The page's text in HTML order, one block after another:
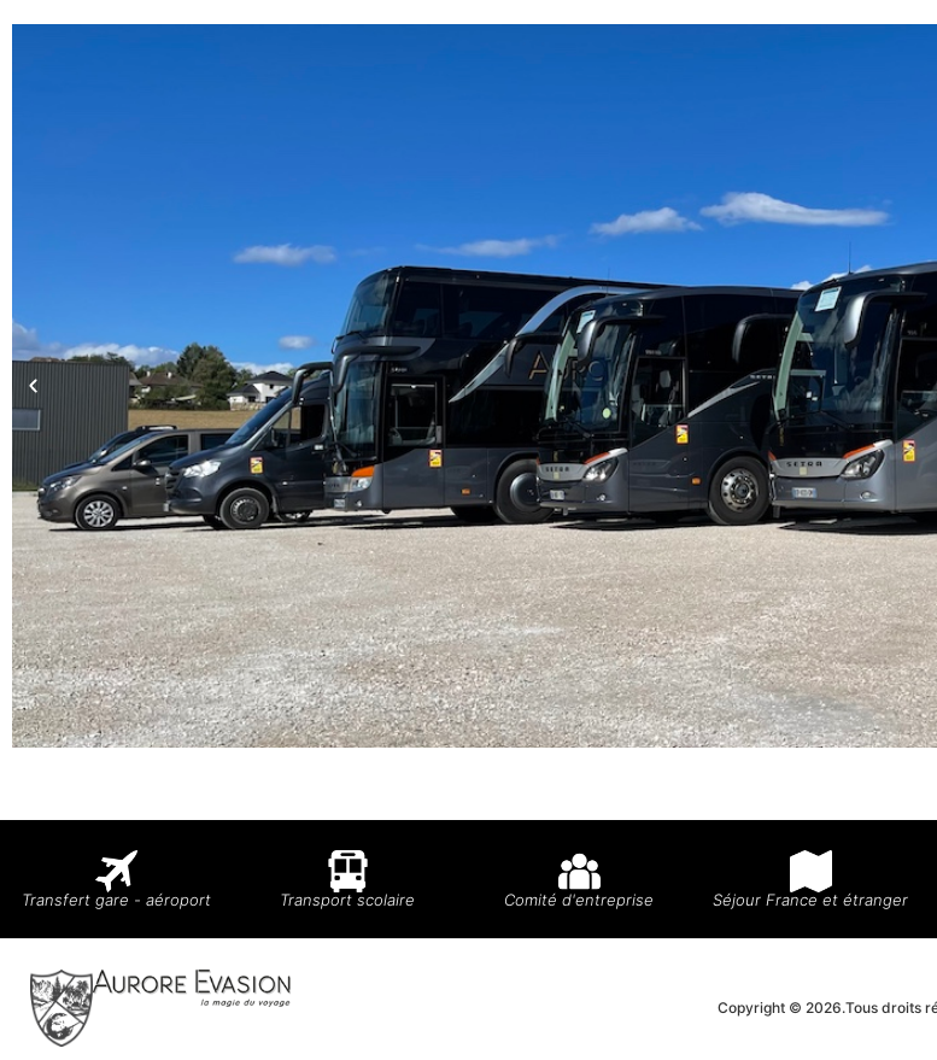
Transfert gare - aéroport Transport scolaire Comité d'entreprise Séjour France et étranger
Copyright © 2026.Tous droits